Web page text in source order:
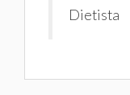
Dietista